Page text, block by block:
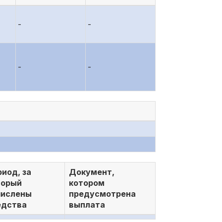
- -
- -
за
Документ,
котором
предусмотрена
выплата